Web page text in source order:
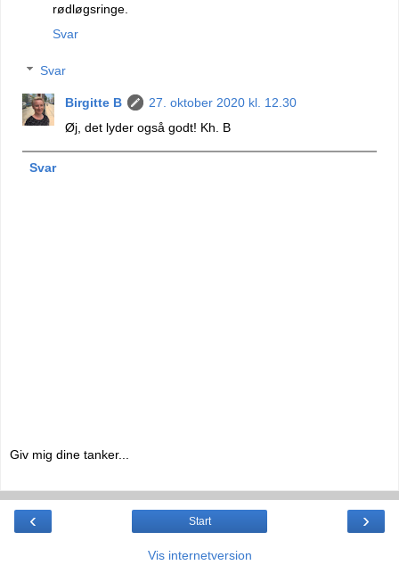
rødløgsringe.
Svar
Svar
Birgitte B
27. oktober 2020 kl. 12.30
Øj, det lyder også godt! Kh. B
Svar
Giv mig dine tanker...
‹ ›
Start
Vis internetversion